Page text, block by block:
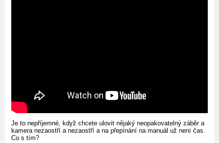
Je to nepříjemné, když chcete ulovit nějaký neopakovatelný záběr a
kamera nezaostří a nezaostří a na přepínání na manuál už není čas.
Co s tím?